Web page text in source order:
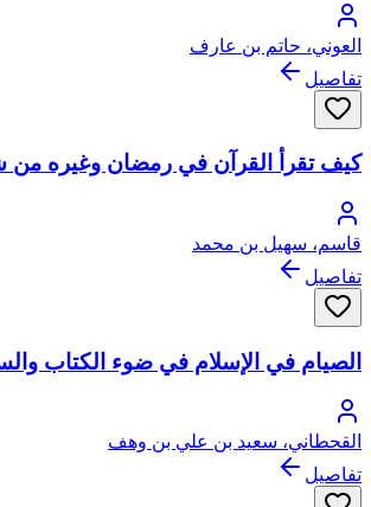
العوني، حاتم بن عارف
تفاصيل
كيف تقرأ القرآن في رمضان وغيره من
قاسم، سهيل بن محمد
تفاصيل
الصيام في الإسلام في ضوء الكتاب
القحطاني، سعيد بن علي بن وهف
تفاصيل